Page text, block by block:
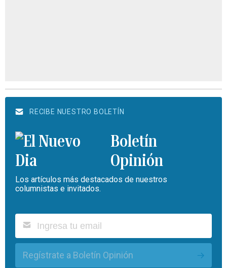
RECIBE NUESTRO BOLETÍN
Boletín
Opinión
Los artículos más destacados de nuestros
columnistas e invitados.
Regístrate a Boletín Opinión